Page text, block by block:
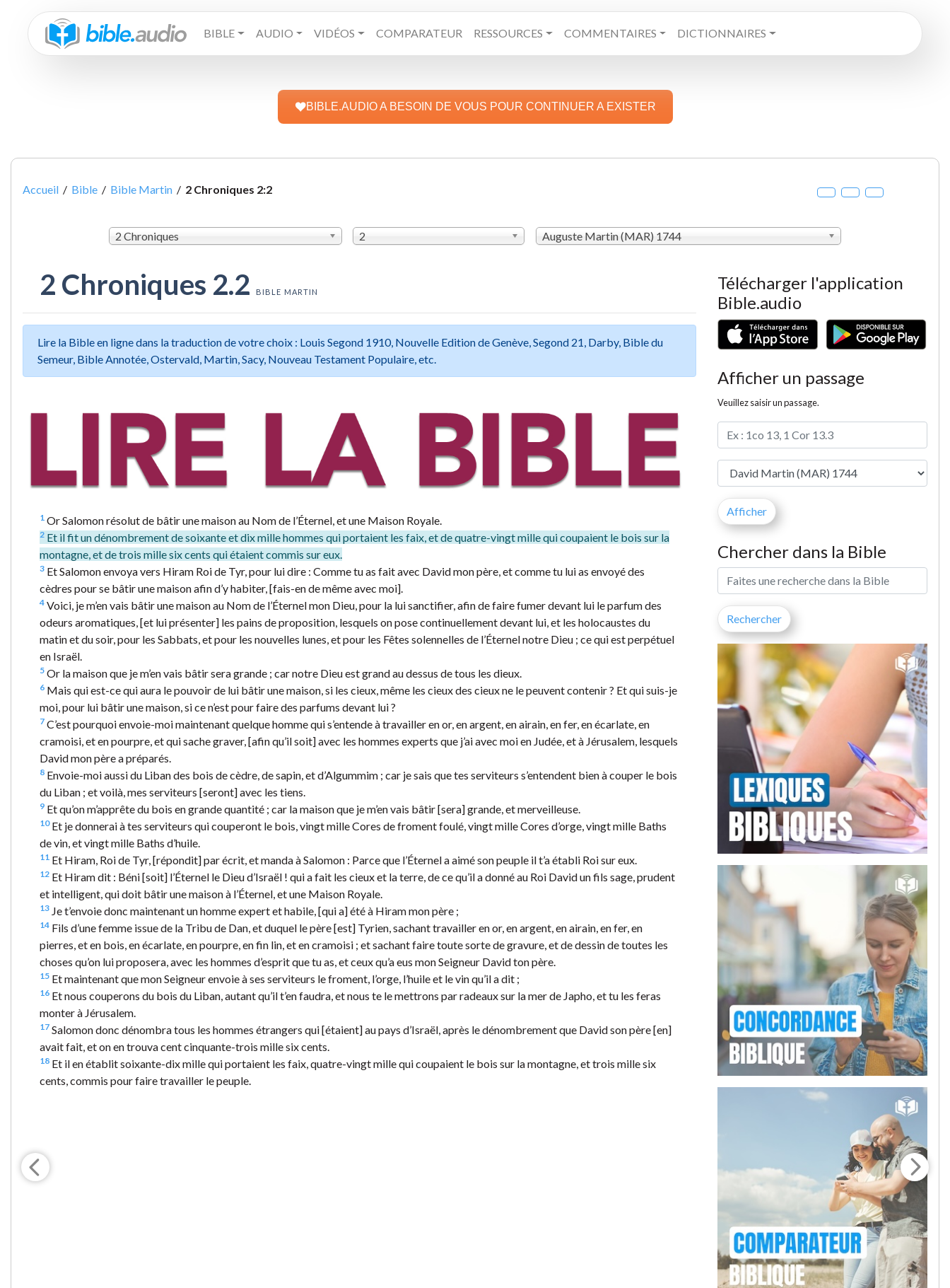
BIBLE AUDIO VIDÉOS COMPARATEUR RESSOURCES COMMENTAIRES DICTIONNAIRES
BIBLE.AUDIO A BESOIN DE VOUS POUR CONTINUER A EXISTER
Accueil / Bible / Bible Martin / 2 Chroniques 2:2
2 Chroniques 2 Auguste Martin (MAR) 1744
2 Chroniques 2.2 BIBLE MARTIN
Lire la Bible en ligne dans la traduction de votre choix : Louis Segond 1910, Nouvelle Edition de Genève, Segond 21, Darby, Bible du
Semeur, Bible Annotée, Ostervald, Martin, Sacy, Nouveau Testament Populaire, etc.
1 Or Salomon résolut de bâtir une maison au Nom de l’Éternel, et une Maison Royale.
2 Et il fit un dénombrement de soixante et dix mille hommes qui portaient les faix, et de quatre-vingt mille qui coupaient le bois sur la
montagne, et de trois mille six cents qui étaient commis sur eux.
3 Et Salomon envoya vers Hiram Roi de Tyr, pour lui dire : Comme tu as fait avec David mon père, et comme tu lui as envoyé des
cèdres pour se bâtir une maison afin d’y habiter, [fais-en de même avec moi].
4 Voici, je m’en vais bâtir une maison au Nom de l’Éternel mon Dieu, pour la lui sanctifier, afin de faire fumer devant lui le parfum des
odeurs aromatiques, [et lui présenter] les pains de proposition, lesquels on pose continuellement devant lui, et les holocaustes du
matin et du soir, pour les Sabbats, et pour les nouvelles lunes, et pour les Fêtes solennelles de l’Éternel notre Dieu ; ce qui est perpétuel
en Israël.
5 Or la maison que je m’en vais bâtir sera grande ; car notre Dieu est grand au dessus de tous les dieux.
6 Mais qui est-ce qui aura le pouvoir de lui bâtir une maison, si les cieux, même les cieux des cieux ne le peuvent contenir ? Et qui suis-je
moi, pour lui bâtir une maison, si ce n’est pour faire des parfums devant lui ?
7 C’est pourquoi envoie-moi maintenant quelque homme qui s’entende à travailler en or, en argent, en airain, en fer, en écarlate, en
cramoisi, et en pourpre, et qui sache graver, [afin qu’il soit] avec les hommes experts que j’ai avec moi en Judée, et à Jérusalem, lesquels
David mon père a préparés.
8 Envoie-moi aussi du Liban des bois de cèdre, de sapin, et d’Algummim ; car je sais que tes serviteurs s’entendent bien à couper le bois
du Liban ; et voilà, mes serviteurs [seront] avec les tiens.
9 Et qu’on m’apprête du bois en grande quantité ; car la maison que je m’en vais bâtir [sera] grande, et merveilleuse.
10Et je donnerai à tes serviteurs qui couperont le bois, vingt mille Cores de froment foulé, vingt mille Cores d’orge, vingt mille Baths
de vin, et vingt mille Baths d’huile.
11 Et Hiram, Roi de Tyr, [répondit] par écrit, et manda à Salomon : Parce que l’Éternel a aimé son peuple il t’a établi Roi sur eux.
12 Et Hiram dit : Béni [soit] l’Éternel le Dieu d’Israël ! qui a fait les cieux et la terre, de ce qu’il a donné au Roi David un fils sage, prudent
et intelligent, qui doit bâtir une maison à l’Éternel, et une Maison Royale.
13 Je t’envoie donc maintenant un homme expert et habile, [qui a] été à Hiram mon père ;
14 Fils d’une femme issue de la Tribu de Dan, et duquel le père [est] Tyrien, sachant travailler en or, en argent, en airain, en fer, en
pierres, et en bois, en écarlate, en pourpre, en fin lin, et en cramoisi ; et sachant faire toute sorte de gravure, et de dessin de toutes les
choses qu’on lui proposera, avec les hommes d’esprit que tu as, et ceux qu’a eus mon Seigneur David ton père.
15 Et maintenant que mon Seigneur envoie à ses serviteurs le froment, l’orge, l’huile et le vin qu’il a dit ;
16 Et nous couperons du bois du Liban, autant qu’il t’en faudra, et nous te le mettrons par radeaux sur la mer de Japho, et tu les feras
monter à Jérusalem.
17 Salomon donc dénombra tous les hommes étrangers qui [étaient] au pays d’Israël, après le dénombrement que David son père [en]
avait fait, et on en trouva cent cinquante-trois mille six cents.
18 Et il en établit soixante-dix mille qui portaient les faix, quatre-vingt mille qui coupaient le bois sur la montagne, et trois mille six
cents, commis pour faire travailler le peuple.
Télécharger l'application
Bible.audio
Afficher un passage
Veuillez saisir un passage.
Chercher dans la Bible